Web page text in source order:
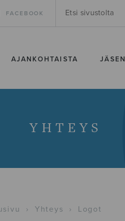
FACEBOOK
AJANKOHTAISTA
YHTEYS
› Yhteys › Logot